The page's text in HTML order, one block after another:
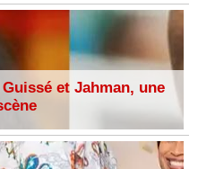
et Jahman, une